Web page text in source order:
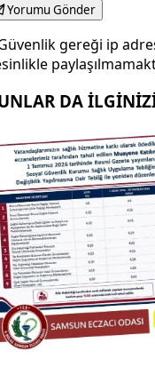
Yorumu Gönder
gereği ip
DA